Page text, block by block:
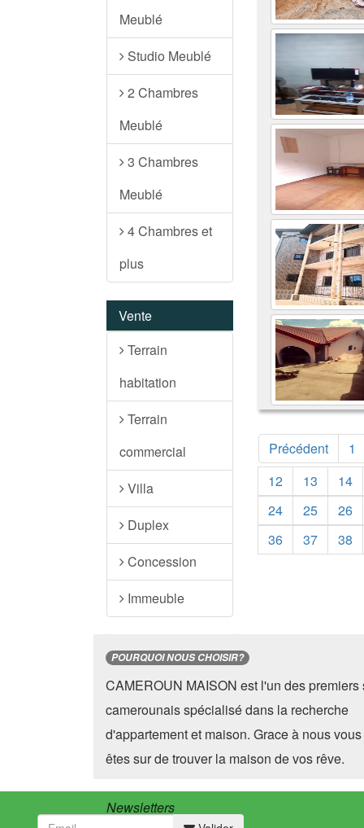
Meublé
Studio Meublé
2 Chambres
Meublé
3 Chambres
Meublé
4 Chambres et
plus
Vente
Terrain
habitation
Terrain
commercial
Villa
Duplex
Concession
Immeuble
Précédent
1
12
13
14
24
25
26
36
37 38
POURQUOI NOUS CHOISIR?
CAMEROUN MAISON est l'un des premiers
camerounais spécialisé dans la recherche
d'appartement et maison. Grace à nous vous
êtes sur de trouver la maison de vos rêve.
Newsletters